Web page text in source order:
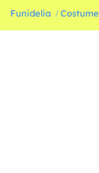
Funidelia